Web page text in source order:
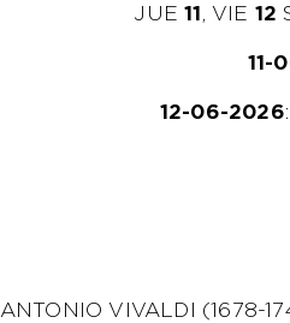
JUE11 , VIE 12
11-
12-06-2026
ANTONIO VIVALDI (1678-